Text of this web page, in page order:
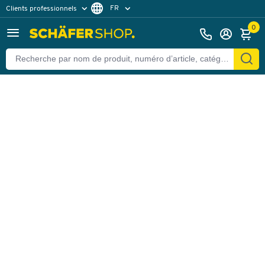
Clients professionnels
Clients particuliers
FR
0
Retour